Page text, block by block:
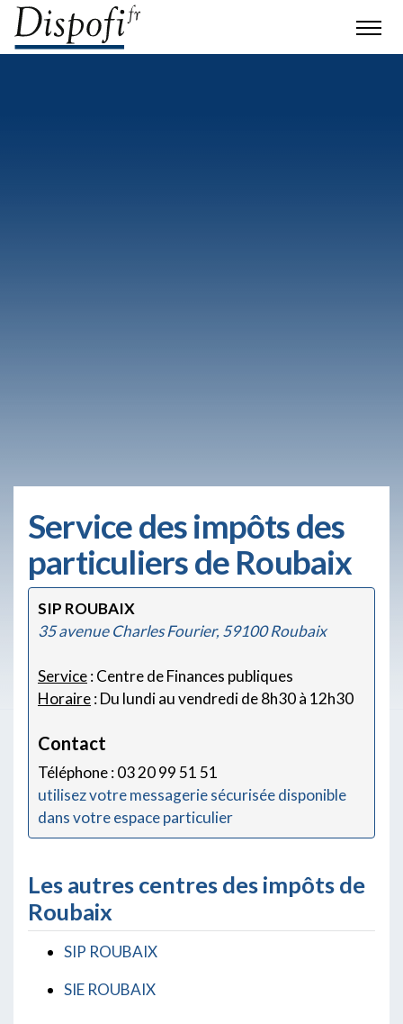
Service des impôts des
particuliers de Roubaix
SIP ROUBAIX
35 avenue Charles Fourier, 59100 Roubaix
Service: Centre de Finances publiques
Horaire: Du lundi au vendredi de 8h30 à 12h30
Contact
Téléphone : 03 20 99 51 51
utilisez votre messagerie sécurisée disponible
dans votre espace particulier
Les autres centres des impôts de
Roubaix
SIP ROUBAIX
SIE ROUBAIX